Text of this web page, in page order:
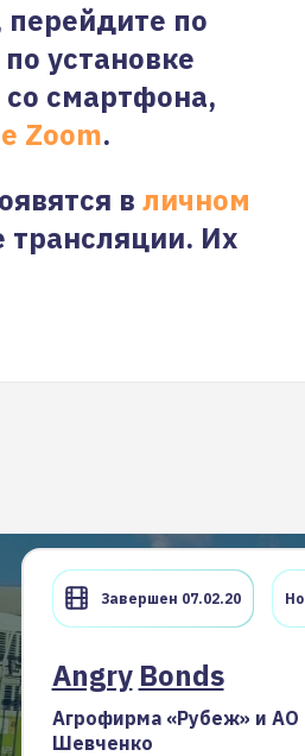
перейдите по
установке
смартфона,
Zoom.
в личном
трансляции. Их
Завершен 07.02.20
Angry Bonds
Агрофирма «Рубеж» и АО
Шевченко